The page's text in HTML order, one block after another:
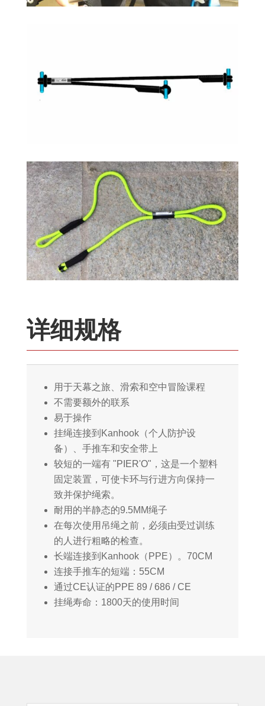
详细规格
用于天幕之旅、滑索和空中冒险课程
不需要额外的联系
易于操作
挂绳连接到Kanhook（个人防护设
备）、手推车和安全带上
较短的一端有 "PIER'O"，这是一个塑料
固定装置，可使卡环与行进方向保持一
致并保护绳索。
耐用的半静态的9.5MM绳子
在每次使用吊绳之前，必须由受过训练
的人进行粗略的检查。
长端连接到Kanhook（PPE）。70CM
连接手推车的短端：55CM
通过CE认证的PPE 89 / 686 / CE
挂绳寿命：1800天的使用时间